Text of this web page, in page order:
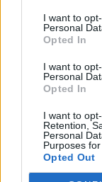
I want to
Personal
Opted In
I want to
Personal
Opted In
I want to
Retention,
Personal
Purposes
Opted Out
Ελλάδα
Ώρα να
ρολόγια μία
16.10.25
Την Κυριακή 26
ξαναζήσουμε το